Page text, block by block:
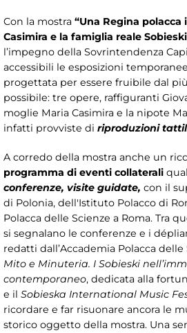
Con la mostra “Una Regina polacca
Casimira e la famiglia reale
l’impegno della Sovrintendenza
accessibili le esposizioni
progettata per essere fruibile dal
possibile: tre opere, raffiguranti
moglie Maria Casimira e la nipote
infatti provviste di riproduzioni
A corredo della mostra anche un
programma di eventi collaterali
conferenze, visite guidate, con il
di Polonia, dell'Istituto Polacco di
Polacca delle Scienze a Roma. Tra
si segnalano le conferenze e i
redatti dall’Accademia Polacca delle
Mito e Minuteria. I Sobieski
contemporaneo, dedicata alla
e il Sobieska International Music
ricordare e far risuonare ancora le
storico oggetto della mostra. Una